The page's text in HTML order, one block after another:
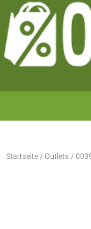
Startseite / Outlets /